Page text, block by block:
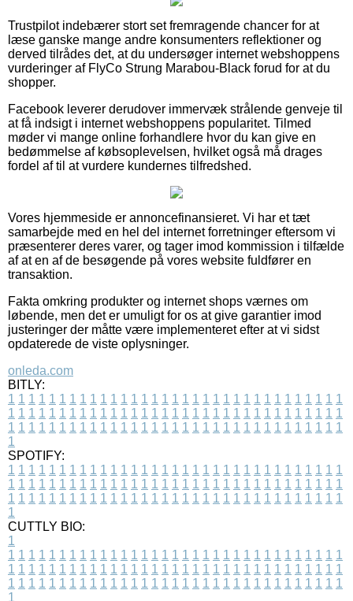
Trustpilot indebærer stort set fremragende chancer for at
læse ganske mange andre konsumenters reflektioner og
derved tilrådes det, at du undersøger internet webshoppens
vurderinger af FlyCo Strung Marabou-Black forud for at du
shopper.
Facebook leverer derudover immervæk strålende genveje til
at få indsigt i internet webshoppens popularitet. Tilmed
møder vi mange online forhandlere hvor du kan give en
bedømmelse af købsoplevelsen, hvilket også må drages
fordel af til at vurdere kundernes tilfredshed.
Vores hjemmeside er annoncefinansieret. Vi har et tæt
samarbejde med en hel del internet forretninger eftersom vi
præsenterer deres varer, og tager imod kommission i tilfælde
af at en af de besøgende på vores website fuldfører en
transaktion.
Fakta omkring produkter og internet shops værnes om
løbende, men det er umuligt for os at give garantier imod
justeringer der måtte være implementeret efter at vi sidst
opdaterede de viste oplysninger.
onleda.com
BITLY:
1 1 1 1 1 1 1 1 1 1 1 1 1 1 1 1 1 1 1 1 1 1 1 1 1 1 1 1 1 1 1 1 1
1 1 1 1 1 1 1 1 1 1 1 1 1 1 1 1 1 1 1 1 1 1 1 1 1 1 1 1 1 1 1 1 1
1 1 1 1 1 1 1 1 1 1 1 1 1 1 1 1 1 1 1 1 1 1 1 1 1 1 1 1 1 1 1 1 1
1
SPOTIFY:
1 1 1 1 1 1 1 1 1 1 1 1 1 1 1 1 1 1 1 1 1 1 1 1 1 1 1 1 1 1 1 1 1
1 1 1 1 1 1 1 1 1 1 1 1 1 1 1 1 1 1 1 1 1 1 1 1 1 1 1 1 1 1 1 1 1
1 1 1 1 1 1 1 1 1 1 1 1 1 1 1 1 1 1 1 1 1 1 1 1 1 1 1 1 1 1 1 1 1
1
CUTTLY BIO:
1
1 1 1 1 1 1 1 1 1 1 1 1 1 1 1 1 1 1 1 1 1 1 1 1 1 1 1 1 1 1 1 1 1
1 1 1 1 1 1 1 1 1 1 1 1 1 1 1 1 1 1 1 1 1 1 1 1 1 1 1 1 1 1 1 1 1
1 1 1 1 1 1 1 1 1 1 1 1 1 1 1 1 1 1 1 1 1 1 1 1 1 1 1 1 1 1 1 1 1
1